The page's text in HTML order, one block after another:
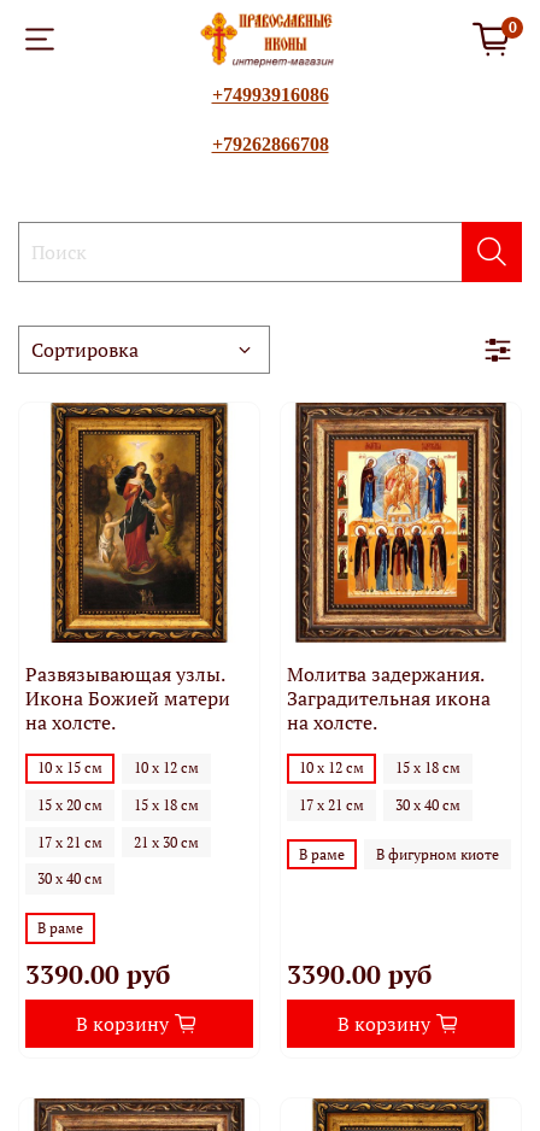
0
+74993916086
+79262866708
Развязывающая узлы.
Икона Божией матери
на холсте.
10 х 15 см 10 х 12 см
15 х 20 см 15 х 18 см
17 х 21 см 21 х 30 см
30 х 40 см
В раме
3390.00 руб
В корзину
Молитва задержания.
Заградительная икона
на холсте.
10 х 12 см 15 х 18 см
17 х 21 см 30 х 40 см
В раме В фигурном киоте
3390.00 руб
В корзину